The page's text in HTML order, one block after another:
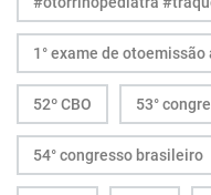
1° exame de otoemissão
52º CBO 53°
54° congresso brasileiro